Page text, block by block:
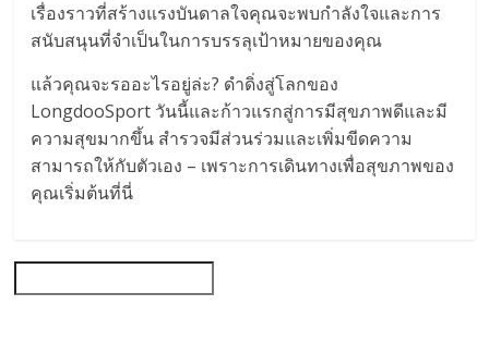
เรื่องราวที่สร้างแรงบันดาลใจคุณจะพบกำลังใจและการ
สนับสนุนที่จำเป็นในการบรรลุเป้าหมายของคุณ
แล้วคุณจะรออะไรอยู่ล่ะ? ดำดิ่งสู่โลกของ
LongdooSport วันนี้และก้าวแรกสู่การมีสุขภาพดีและมี
ความสุขมากขึ้น สำรวจมีส่วนร่วมและเพิ่มขีดความ
สามารถให้กับตัวเอง – เพราะการเดินทางเพื่อสุขภาพของ
คุณเริ่มต้นที่นี่